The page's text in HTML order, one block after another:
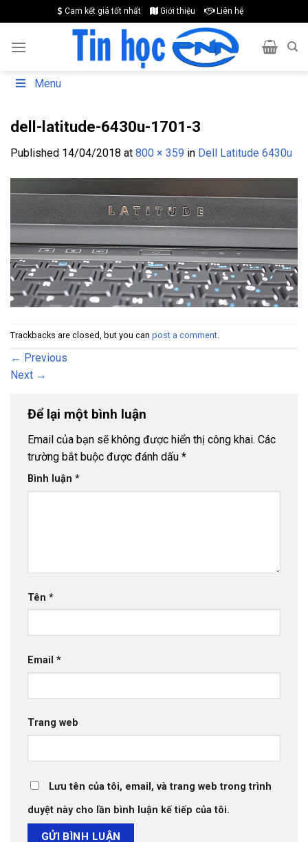
to
content
Cam kết giá tốt nhất Giới thiệu Liên hệ
Menu
dell-latitude-6430u-1701-3
Published 14/04/2018 at 800 × 359 in Dell Latitude 6430u
Trackbacks are closed, but you can post a comment.
← Previous
Next →
Để lại một bình luận
Email của bạn sẽ không được hiển thị công khai. Các
trường bắt buộc được đánh dấu *
Bình luận *
Tên *
Email *
Trang web
Lưu tên của tôi, email, và trang web trong trình
duyệt này cho lần bình luận kế tiếp của tôi.